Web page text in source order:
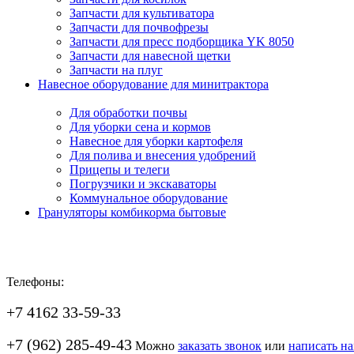
Запчасти для культиватора
Запчасти для почвофрезы
Запчасти для пресс подборщика YK 8050
Запчасти для навесной щетки
Запчасти на плуг
Навесное оборудование для минитрактора
Для обработки почвы
Для уборки сена и кормов
Навесное для уборки картофеля
Для полива и внесения удобрений
Прицепы и телеги
Погрузчики и экскаваторы
Коммунальное оборудование
Грануляторы комбикорма бытовые
Телефоны:
+7 4162 33-59-33
+7 (962) 285-49-43 Можно заказать звонок или написать